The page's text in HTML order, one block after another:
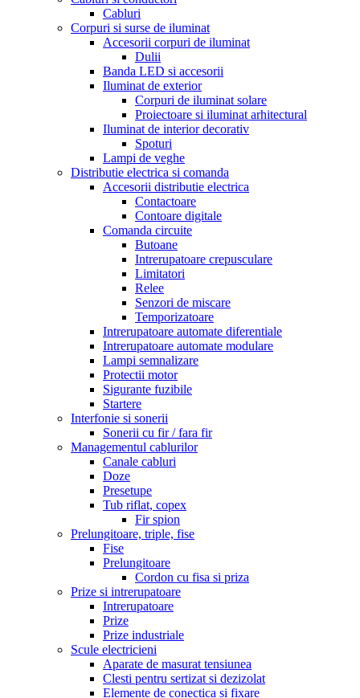
Cabluri
Corpuri si surse de iluminat
Accesorii corpuri de iluminat
Dulii
Banda LED si accesorii
Iluminat de exterior
Corpuri de iluminat solare
Proiectoare si iluminat arhitectural
Iluminat de interior decorativ
Spoturi
Lampi de veghe
Distributie electrica si comanda
Accesorii distributie electrica
Contactoare
Contoare digitale
Comanda circuite
Butoane
Intrerupatoare crepusculare
Limitatori
Relee
Senzori de miscare
Temporizatoare
Intrerupatoare automate diferentiale
Intrerupatoare automate modulare
Lampi semnalizare
Protectii motor
Sigurante fuzibile
Startere
Interfonie si sonerii
Sonerii cu fir / fara fir
Managementul cablurilor
Canale cabluri
Doze
Presetupe
Tub riflat, copex
Fir spion
Prelungitoare, triple, fise
Fise
Prelungitoare
Cordon cu fisa si priza
Prize si intrerupatoare
Intrerupatoare
Prize
Prize industriale
Scule electricieni
Aparate de masurat tensiunea
Clesti pentru sertizat si dezizolat
Elemente de conectica si fixare